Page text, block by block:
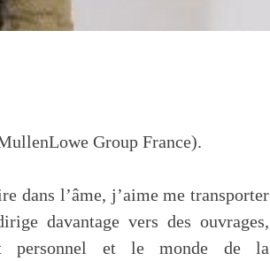
Group France).
dans l’âme, j’aime me transporter
davantage vers des ouvrages,
personnel et le monde de la